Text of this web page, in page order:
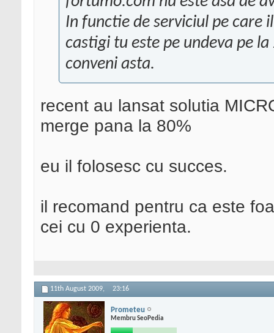
In functie de serviciul pe care
castigi tu este pe undeva pe
conveni asta.
recent au lansat solutia
merge pana la 80%
eu il folosesc cu succes.
il recomand pentru ca este
cei cu 0 experienta.
11th August 2009, 23:16
Prometeu
Membru SeoPedia